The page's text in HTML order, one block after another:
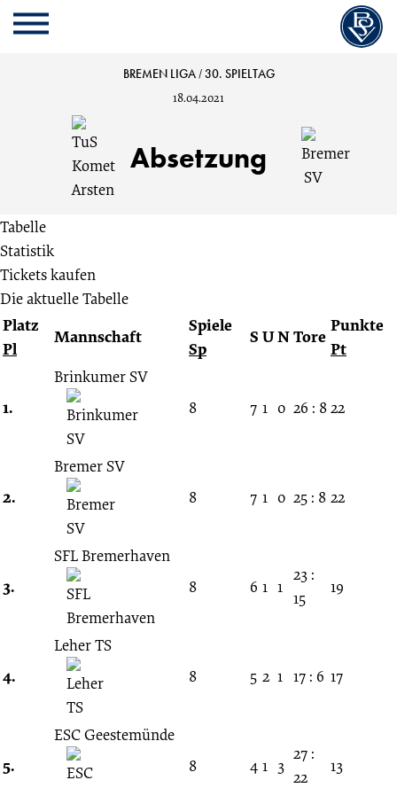
Cookie
Einstellungen
Zum
Inhalt
Cookie
Einstellungen
Kopfbereich
MENU
Komet
Arsten
vs.
Bremer
SV
:
30.
Spieltag
18.04.2021
2020/2021
(Bremen
Liga)
BREMEN LIGA /30. SPIELTAG
18.04.2021
Absetzung
Tabelle
Statistik
Tickets kaufen
Die aktuelle Tabelle
Platz
Pl
Mannschaft
Spiele
Sp
S UNTore
Punkte
Pt
1.
Brinkumer SV
8
7 1 0 26 : 822
2.
Bremer SV
8
7 1 0 25 : 8 22
3.
SFL Bremerhaven
8
6 1 1
23 :
15
19
4.
Leher TS
8
5 2 1 17 : 6 17
5.
ESC Geestemünde
8
4 1 3
27 :
22
13